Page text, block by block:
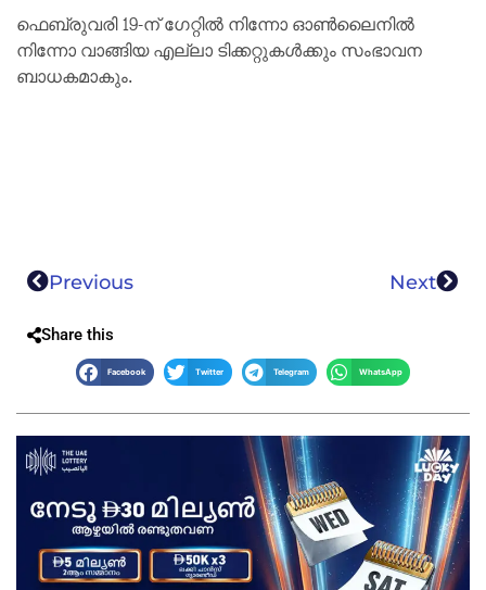
ഫെബ്രുവരി 19-ന് ഗേറ്റിൽ നിന്നോ ഓൺലൈനിൽ
നിന്നോ വാങ്ങിയ എല്ലാ ടിക്കറ്റുകൾക്കും സംഭാവന
ബാധകമാകും.
Previous Next
Share this
Facebook Twitter Telegram WhatsApp